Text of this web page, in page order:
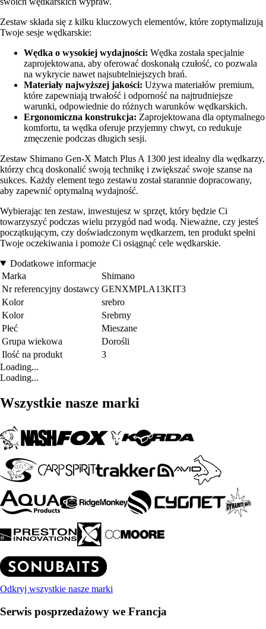
Zestaw składa się z kilku kluczowych elementów, które zoptymalizują
Twoje sesje wędkarskie:
Wędka o wysokiej wydajności: Wędka została specjalnie
zaprojektowana, aby oferować doskonałą czułość, co pozwala
na wykrycie nawet najsubtelniejszych brań.
Materiały najwyższej jakości: Używa materiałów premium,
które zapewniają trwałość i odporność na najtrudniejsze
warunki, odpowiednie do różnych warunków wędkarskich.
Ergonomiczna konstrukcja: Zaprojektowana dla optymalnego
komfortu, ta wędka oferuje przyjemny chwyt, co redukuje
zmęczenie podczas długich sesji.
Zestaw Shimano Gen-X Match Plus A 1300 jest idealny dla wędkarzy,
którzy chcą doskonalić swoją technikę i zwiększać swoje szanse na
sukces. Każdy element tego zestawu został starannie dopracowany,
aby zapewnić optymalną wydajność.
Wybierając ten zestaw, inwestujesz w sprzęt, który będzie Ci
towarzyszyć podczas wielu przygód nad wodą. Nieważne, czy jesteś
początkującym, czy doświadczonym wędkarzem, ten produkt spełni
Twoje oczekiwania i pomoże Ci osiągnąć cele wędkarskie.
Dodatkowe informacje
Marka
Shimano
Nr referencyjny dostawcy GENXMPLA13KIT3
Kolor
srebro
Kolor
Srebrny
Płeć
Mieszane
Grupa wiekowa
Dorośli
Ilość na produkt
3
Loading...
Loading...
Wszystkie nasze marki
Odkryj wszystkie nasze marki
Serwis posprzedażowy we Francja